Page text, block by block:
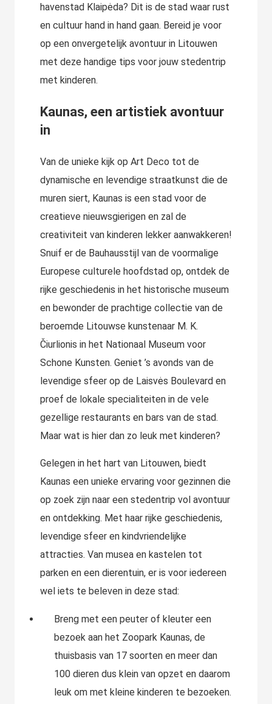
havenstad Klaipėda? Dit is de stad waar rust
en cultuur hand in hand gaan. Bereid je voor
op een onvergetelijk avontuur in Litouwen
met deze handige tips voor jouw stedentrip
met kinderen.
Kaunas, een artistiek avontuur
in
Van de unieke kijk op Art Deco tot de
dynamische en levendige straatkunst die de
muren siert, Kaunas is een stad voor de
creatieve nieuwsgierigen en zal de
creativiteit van kinderen lekker aanwakkeren!
Snuif er de Bauhausstijl van de voormalige
Europese culturele hoofdstad op, ontdek de
rijke geschiedenis in het historische museum
en bewonder de prachtige collectie van de
beroemde Litouwse kunstenaar M. K.
Čiurlionis in het Nationaal Museum voor
Schone Kunsten. Geniet ’s avonds van de
levendige sfeer op de Laisvės Boulevard en
proef de lokale specialiteiten in de vele
gezellige restaurants en bars van de stad.
Maar wat is hier dan zo leuk met kinderen?
Gelegen in het hart van Litouwen, biedt
Kaunas een unieke ervaring voor gezinnen die
op zoek zijn naar een stedentrip vol avontuur
en ontdekking. Met haar rijke geschiedenis,
levendige sfeer en kindvriendelijke
attracties. Van musea en kastelen tot
parken en een dierentuin, er is voor iedereen
wel iets te beleven in deze stad:
Breng met een peuter of kleuter een
bezoek aan het Zoopark Kaunas, de
thuisbasis van 17 soorten en meer dan
100 dieren dus klein van opzet en daarom
leuk om met kleine kinderen te bezoeken.